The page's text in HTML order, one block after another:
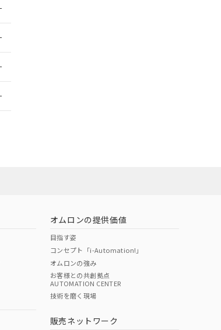
オムロンの提供価値
目指す姿
コンセプト「i-Automation!」
オムロンの強み
お客様との共創拠点
AUTOMATION CENTER
技術を磨く現場
販売ネットワーク